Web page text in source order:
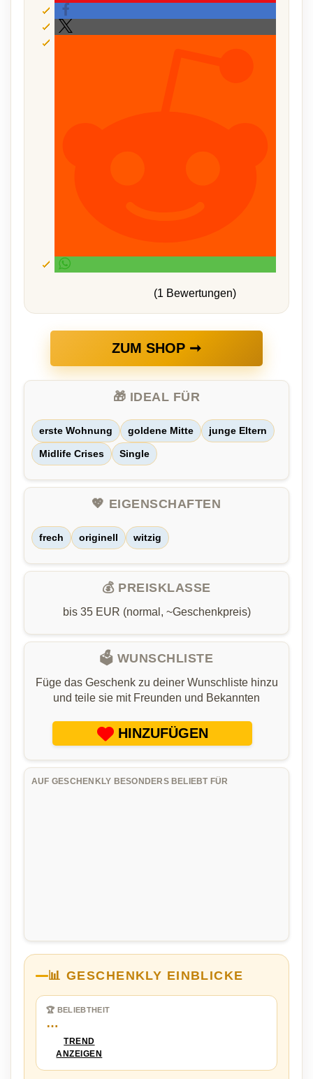
(1 Bewertungen)
ZUM SHOP ➞
🎁 IDEAL FÜR
erste Wohnung goldene Mitte junge Eltern
Midlife Crises Single
💖 EIGENSCHAFTEN
frech originell witzig
💰 PREISKLASSE
bis 35 EUR (normal, ~Geschenkpreis)
🗳️ WUNSCHLISTE
Füge das Geschenk zu deiner Wunschliste hinzu
und teile sie mit Freunden und Bekannten
HINZUFÜGEN
AUF GESCHENKLY BESONDERS BELIEBT FÜR
📊 GESCHENKLY EINBLICKE
🏆 BELIEBTHEIT
…
TREND
ANZEIGEN